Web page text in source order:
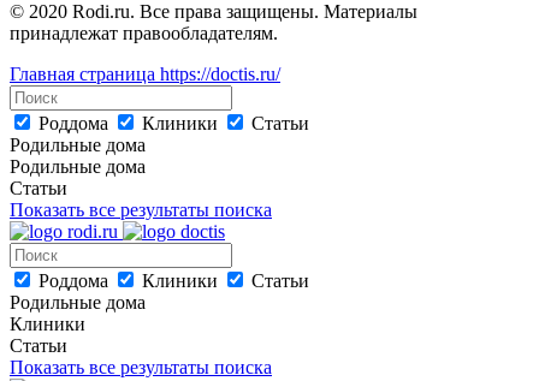
© 2020 Rodi.ru. Все права защищены. Материалы
принадлежат правообладателям.
Главная страница https://doctis.ru/
Роддома Клиники
Статьи
Родильные дома
Родильные дома
Статьи
Показать все результаты поиска
Роддома Клиники
Статьи
Родильные дома
Клиники
Статьи
Показать все результаты поиска